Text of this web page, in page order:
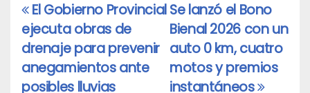
Navegación
de
entradas
Se lanzó el Bono
Bienal 2026 con un
auto 0 km, cuatro
motos y premios
instantáneos
El Gobierno Provincial
ejecuta obras de
drenaje para prevenir
anegamientos ante
posibles lluvias